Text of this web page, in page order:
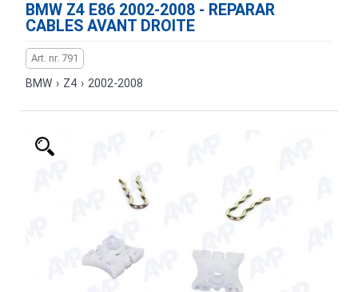
BMW Z4 E86 2002-2008 - REPARAR
CABLES AVANT DROITE
Art. nr. 791
BMW › Z4 › 2002-2008